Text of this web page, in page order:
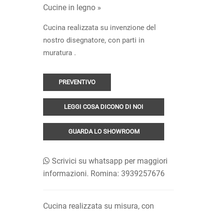
Cucine in legno »
Cucina realizzata su invenzione del
nostro disegnatore, con parti in
muratura .
PREVENTIVO
LEGGI COSA DICONO DI NOI
GUARDA LO SHOWROOM
Scrivici su whatsapp per maggiori
informazioni. Romina: 3939257676
Cucina realizzata su misura, con